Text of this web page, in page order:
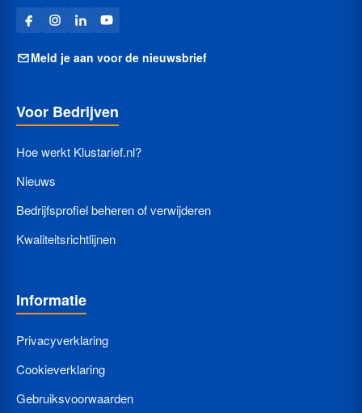
Meld je aan voor de nieuwsbrief
Voor Bedrijven
Hoe werkt Klustarief.nl?
Nieuws
Bedrijfsprofiel beheren of verwijderen
Kwaliteitsrichtlijnen
Informatie
Privacyverklaring
Cookieverklaring
Gebruiksvoorwaarden